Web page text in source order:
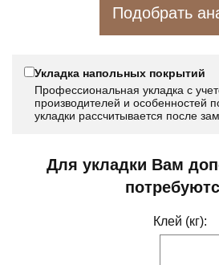
Подобрать
Укладка напольных покрытий
Профессиональная укладка с
производителей и особенностей
укладки рассчитывается после
Для укладки Вам
Клей (кг):